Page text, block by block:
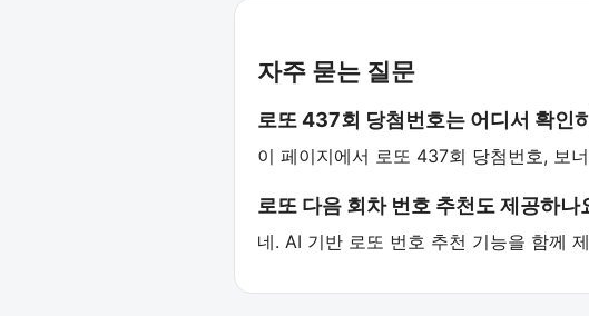
자주 묻는 질문
로또 437회 당첨번호는 어디서 확인
이 페이지에서 로또 437회 당첨번호, 보
로또 다음 회차 번호 추천도 제공하나
네. AI 기반 로또 번호 추천 기능을 함께